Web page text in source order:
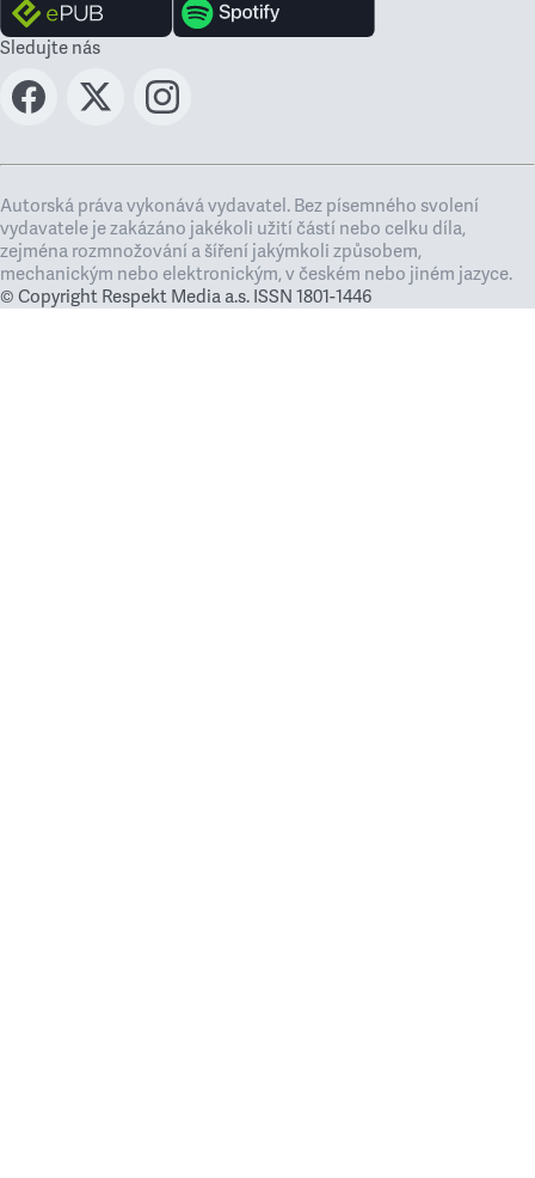
Sledujte nás
Autorská práva vykonává vydavatel. Bez písemného svolení
vydavatele je zakázáno jakékoli užití částí nebo celku díla,
zejména rozmnožování a šíření jakýmkoli způsobem,
mechanickým nebo elektronickým, v českém nebo jiném jazyce.
© Copyright Respekt Media a.s. ISSN 1801-1446